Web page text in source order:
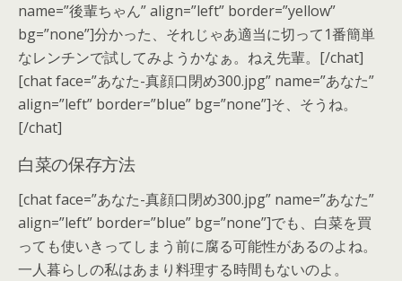
name=”後輩ちゃん” align=”left” border=”yellow”
bg=”none”]分かった、それじゃあ適当に切って1番簡単
なレンチンで試してみようかなぁ。ねえ先輩。[/chat]
[chat face=”あなた-真顔口閉め300.jpg” name=”あなた”
align=”left” border=”blue” bg=”none”]そ、そうね。
[/chat]
白菜の保存方法
[chat face=”あなた-真顔口閉め300.jpg” name=”あなた”
align=”left” border=”blue” bg=”none”]でも、白菜を買
っても使いきってしまう前に腐る可能性があるのよね。
一人暮らしの私はあまり料理する時間もないのよ。